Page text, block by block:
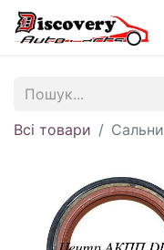
Всі товари